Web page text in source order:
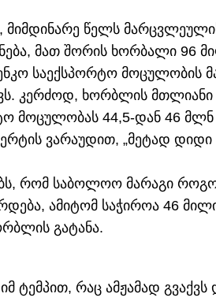
მიმდინარე წელს
მათ შორის ხორბალი 96
საექსპორტო მოცულობის
კერძოდ, ხორბლის
მოცულობას 44,5-დან 46
ვარაუდით, „მეტად დიდი
რომ საბოლოო მარაგი
ამიტომ საჭიროა 46
გატანა.
ტემპით, რაც ამჟამად